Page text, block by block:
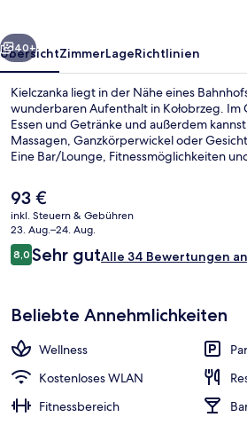
Weiter
40+
ÜbersichtZimmerLageRichtlinien
Kielczanka liegt in der Nähe eines
wunderbaren Aufenthalt in Kołobrzeg.
Essen und Getränke und außerdem
Massagen, Ganzkörperwickel oder
Eine Bar/Lounge, Fitnessmöglichkeiten
Der
aktuelle
Preis
beträgt
93 €.
93 €
inkl. Steuern & Gebühren
23. Aug.–24. Aug.
Bewertungen
8,08,0 von 10.
Sehr gutAlle 34 Bewertungen
Beliebte Annehmlichkeiten
Wellness
Kostenloses WLAN
Fitnessbereich